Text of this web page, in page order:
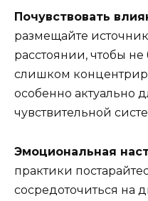
Почувствовать
размещайте
расстоянии, чтобы
слишком
особенно актуально
чувствительной
Эмоциональная
практики
сосредоточиться на